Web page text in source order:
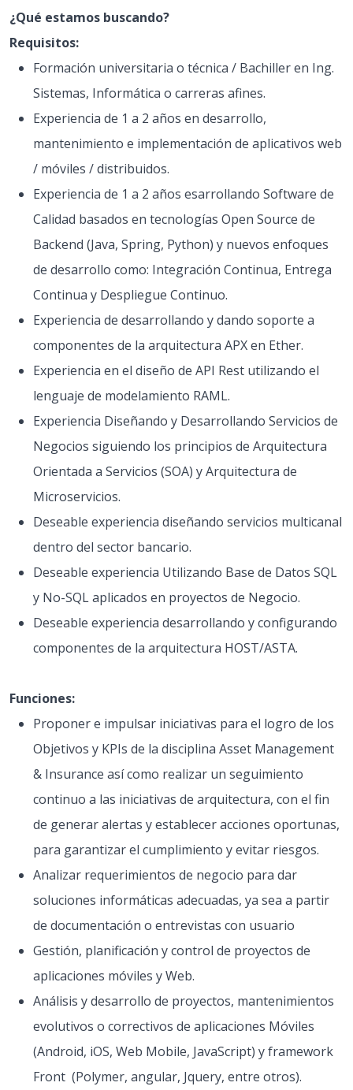
¿Qué estamos buscando?
Requisitos:
Formación universitaria o técnica / Bachiller en Ing.
Sistemas, Informática o carreras afines.
Experiencia de 1 a 2 años en desarrollo,
mantenimiento e implementación de aplicativos web
/ móviles / distribuidos.
Experiencia de 1 a 2 años esarrollando Software de
Calidad basados en tecnologías Open Source de
Backend (Java, Spring, Python) y nuevos enfoques
de desarrollo como: Integración Continua, Entrega
Continua y Despliegue Continuo.
Experiencia de desarrollando y dando soporte a
componentes de la arquitectura APX en Ether.
Experiencia en el diseño de API Rest utilizando el
lenguaje de modelamiento RAML.
Experiencia Diseñando y Desarrollando Servicios de
Negocios siguiendo los principios de Arquitectura
Orientada a Servicios (SOA) y Arquitectura de
Microservicios.
Deseable experiencia diseñando servicios multicanal
dentro del sector bancario.
Deseable experiencia Utilizando Base de Datos SQL
y No-SQL aplicados en proyectos de Negocio.
Deseable experiencia desarrollando y configurando
componentes de la arquitectura HOST/ASTA.
Funciones:
Proponer e impulsar iniciativas para el logro de los
Objetivos y KPIs de la disciplina Asset Management
& Insurance así como realizar un seguimiento
continuo a las iniciativas de arquitectura, con el fin
de generar alertas y establecer acciones oportunas,
para garantizar el cumplimiento y evitar riesgos.
Analizar requerimientos de negocio para dar
soluciones informáticas adecuadas, ya sea a partir
de documentación o entrevistas con usuario
Gestión, planificación y control de proyectos de
aplicaciones móviles y Web.
Análisis y desarrollo de proyectos, mantenimientos
evolutivos o correctivos de aplicaciones Móviles
(Android, iOS, Web Mobile, JavaScript) y framework
Front (Polymer, angular, Jquery, entre otros).